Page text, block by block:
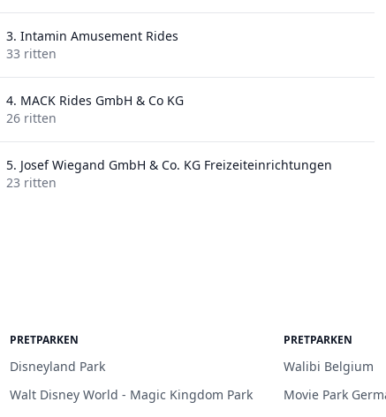
3. Intamin Amusement Rides
33 ritten
4. MACK Rides GmbH & Co KG
26 ritten
5. Josef Wiegand GmbH & Co. KG Freizeiteinrichtungen
23 ritten
PRETPARKEN
Disneyland Park
Walt Disney World - Magic Kingdom Park
PRETPARKEN
Walibi Belgium
Movie Park